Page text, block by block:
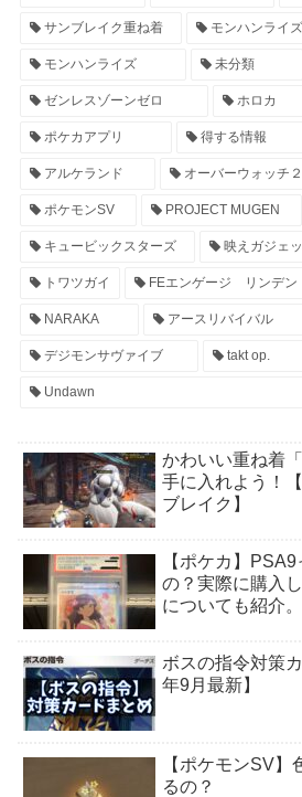
サンブレイク重ね着 モンハンライ
モンハンライズ 未分類
ゼンレスゾーンゼロ ホロカ
ポケカアプリ 得する情報
アルケランド オーバーウォッチ２
ポケモンSV PROJECT MUGEN
キュービックスターズ 映えガジェ
トワツガイ FEエンゲージ リンデン
NARAKA アースリバイバル
デジモンサヴァイブ takt op.
Undawn
かわいい重ね着
手に入れよう！
ブレイク】
【ポケカ】
の？実際に購入
についても紹介
ボスの指令対策
年9月最新】
【ポケモンSV
るの？